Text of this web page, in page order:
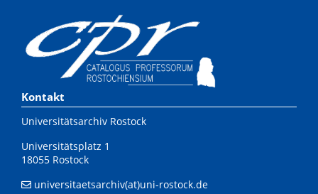
Kontakt
Universitätsarchiv Rostock
Universitätsplatz 1
18055 Rostock
universitaetsarchiv(at)uni-rostock.de